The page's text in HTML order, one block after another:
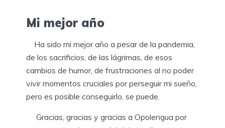
Mi mejor año
Ha sido mi mejor año a pesar de la pandemia,
de los sacrificios, de las lágrimas, de esos
cambios de humor, de frustraciones al no poder
vivir momentos cruciales por perseguir mi sueño,
pero es posible conseguirlo, se puede.
Gracias, gracias y gracias a Opolengua por